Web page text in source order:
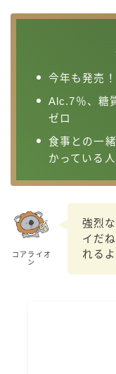
今年も発売
Alc.7％、糖
ゼロ
食事との一
かっている
コアライオ
ン
強烈
イだ
れるよ